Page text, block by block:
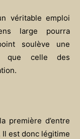
véritable emploi
large pourra
soulève une
que celle des
première d’entre
est donc légitime